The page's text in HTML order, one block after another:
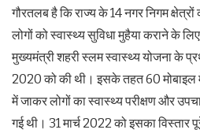
गौरतलब है कि राज्य के 14 नगर निगम
लोगों को स्वास्थ्य सुविधा मुहैया कराने के
मुख्यमंत्री शहरी स्लम स्वास्थ्य योजना के
2020 को की थी। इसके तहत 60 मोबाइल
में जाकर लोगों का स्वास्थ्य परीक्षण और
गई थी। 31 मार्च 2022 को इसका विस्तार